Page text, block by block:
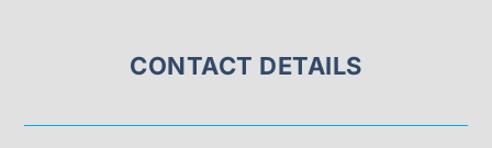
CONTACT DETAILS